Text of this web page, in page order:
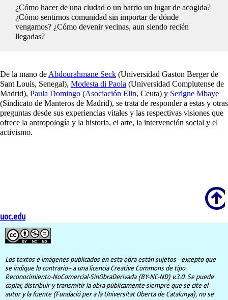
¿Cómo hacer de una ciudad o un barrio un lugar de acogida?
¿Cómo sentirnos comunidad sin importar de dónde
vengamos? ¿Cómo devenir vecinas, aun siendo recién
llegadas?
De la mano de Abdourahmane Seck (Universidad Gaston Berger de
Sant Louis, Senegal), Modesta di Paola (Universidad Complutense de
Madrid), Paula Domingo (Asociación Elin, Ceuta) y Serigne Mbaye
(Sindicato de Manteros de Madrid), se trata de responder a estas y otras
preguntas desde sus experiencias vitales y las respectivas visiones que
ofrece la antropología y la historia, el arte, la intervención social y el
activismo.
Scroll
uoc.edu
Los textos e imágenes publicados en esta obra están sujetos –excepto que
se indique lo contrario– a una licencia Creative Commons de tipo
Reconocimiento-NoComercial-SinObraDerivada (BY-NC-ND) v.3.0. Se puede
copiar, distribuir y transmitir la obra públicamente siempre que se cite el
autor y la fuente (Fundació per a la Universitat Oberta de Catalunya), no se